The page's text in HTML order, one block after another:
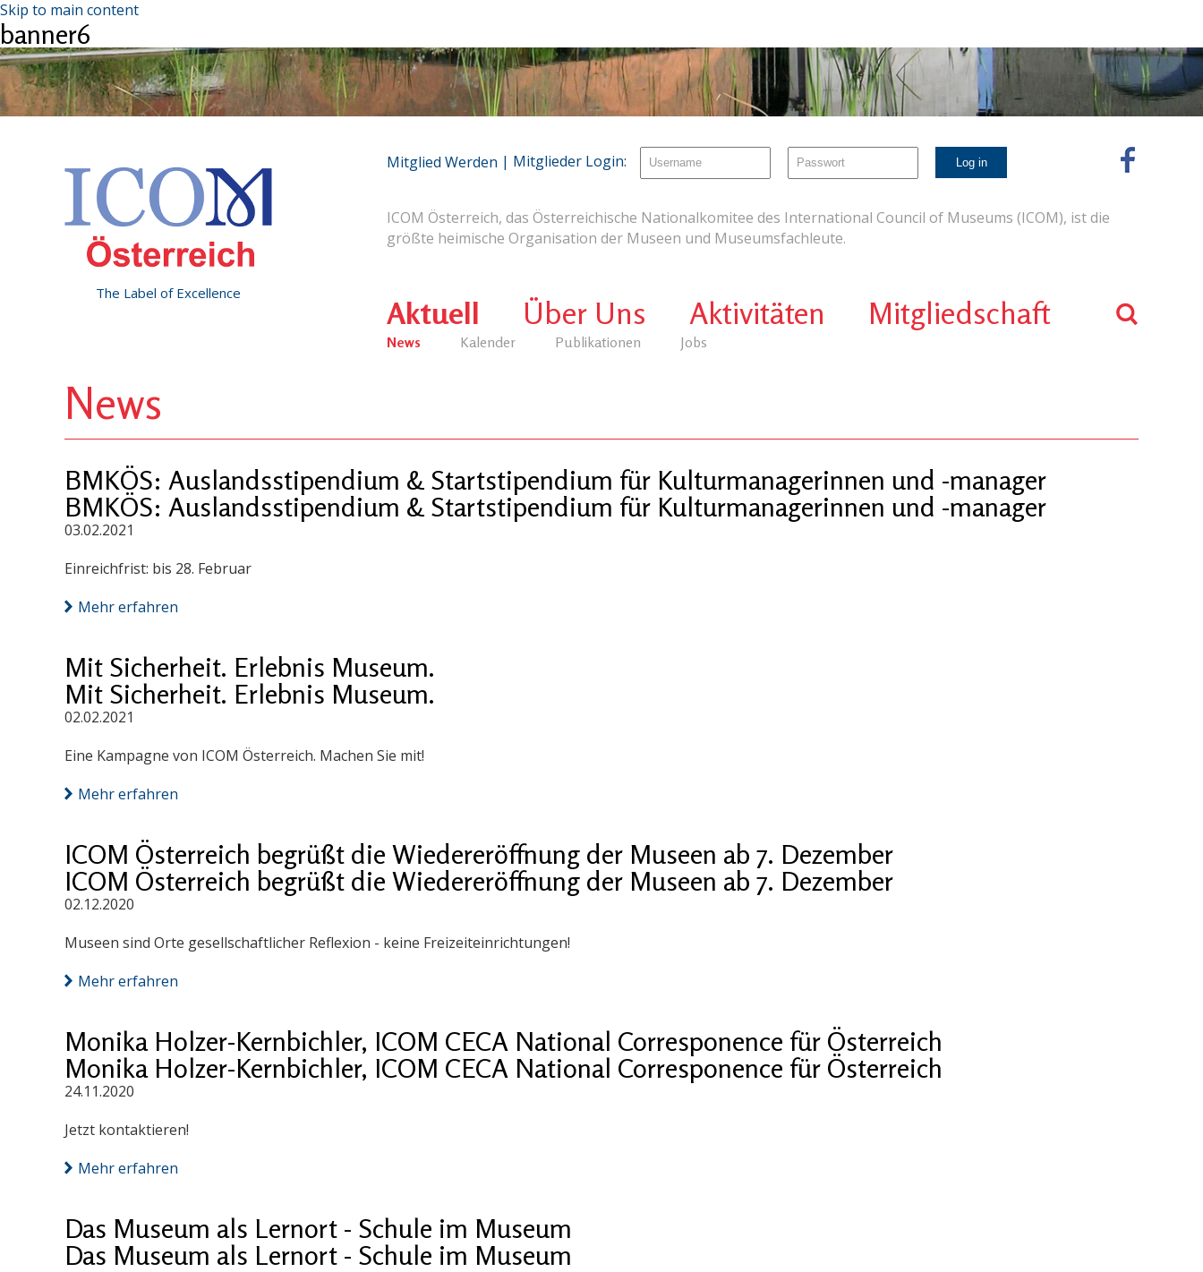
Skip to main content
banner6
The Label of Excellence
ICOM Österreich, das Österreichische Nationalkomitee des International Council of Museums (ICOM), ist die
größte heimische Organisation der Museen und Museumsfachleute.
Aktuell
News Kalender Publikationen Jobs
Über Uns Aktivitäten Mitgliedschaft
Mitglied Werden | Mitglieder Login:
News
BMKÖS: Auslandsstipendium & Startstipendium für Kulturmanagerinnen und -manager
BMKÖS: Auslandsstipendium & Startstipendium für Kulturmanagerinnen und -manager
03.02.2021
Einreichfrist: bis 28. Februar
Mehr erfahren
Mit Sicherheit. Erlebnis Museum.
Mit Sicherheit. Erlebnis Museum.
02.02.2021
Eine Kampagne von ICOM Österreich. Machen Sie mit!
Mehr erfahren
ICOM Österreich begrüßt die Wiedereröffnung der Museen ab 7. Dezember
ICOM Österreich begrüßt die Wiedereröffnung der Museen ab 7. Dezember
02.12.2020
Museen sind Orte gesellschaftlicher Reflexion - keine Freizeiteinrichtungen!
Mehr erfahren
Monika Holzer-Kernbichler, ICOM CECA National Corresponence für Österreich
Monika Holzer-Kernbichler, ICOM CECA National Corresponence für Österreich
24.11.2020
Jetzt kontaktieren!
Mehr erfahren
Das Museum als Lernort - Schule im Museum
Das Museum als Lernort - Schule im Museum